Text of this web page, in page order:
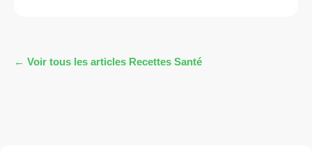
← Voir tous les articles Recettes Santé